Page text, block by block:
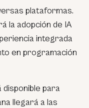
plataformas.
la adopción de IA
integrada
en programación
para
llegará a las